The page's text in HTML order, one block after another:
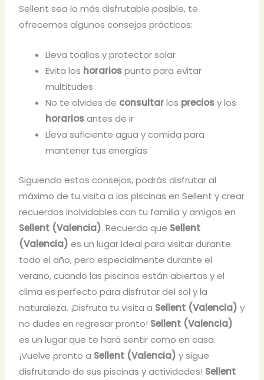
Sellent sea lo más disfrutable posible, te
ofrecemos algunos consejos prácticos:
Lleva toallas y protector solar
Evita los horariospunta para evitar
multitudes
No te olvides de consultarlos preciosy los
horariosantes de ir
Lleva suficiente agua y comida para
mantener tus energías
Siguiendo estos consejos, podrás disfrutar al
máximo de tu visita a las piscinas en Sellent y crear
recuerdos inolvidables con tu familia y amigos en
Sellent (Valencia). Recuerda que Sellent
(Valencia) es un lugar ideal para visitar durante
todo el año, pero especialmente durante el
verano, cuando las piscinas están abiertas y el
clima es perfecto para disfrutar del sol y la
naturaleza. ¡Disfruta tu visita a Sellent (Valencia) y
no dudes en regresar pronto! Sellent (Valencia)
es un lugar que te hará sentir como en casa.
¡Vuelve pronto a Sellent (Valencia) y sigue
disfrutando de sus piscinas y actividades! Sellent